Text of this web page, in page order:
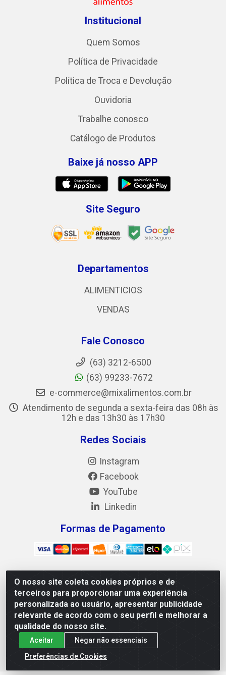
O nosso site coleta cookies próprios e de
terceiros para proporcionar uma experiência
personalizada ao usuário, apresentar publicidade
relevante de acordo com o seu perfil e melhorar a
qualidade do nosso site.
Aceitar
Negar não essenciais
Preferências de Cookies
Institucional
Quem Somos
Política de Privacidade
Política de Troca e Devolução
Ouvidoria
Trabalhe conosco
Catálogo de Produtos
Baixe já nosso APP
Site Seguro
Departamentos
ALIMENTICIOS
VENDAS
Fale Conosco
(63) 3212-6500
(63) 99233-7672
e-commerce@mixalimentos.com.br
Atendimento de segunda a sexta-feira das 08h às
12h e das 13h30 às 17h30
Redes Sociais
Instagram
Facebook
YouTube
Linkedin
Formas de Pagamento
Mix Alimentos LTDA - Quadra Asr Ne 55 (412 Norte), Alameda
02, S/N - Plano Diretor Norte, Palmas/TO - CEP 77.006-540 -
CNPJ 05.922.500/0001-02